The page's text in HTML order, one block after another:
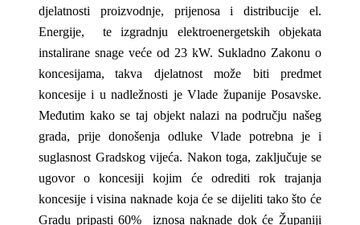
djelatnosti proizvodnje, prijenosa i distribucije el.
Energije, te izgradnju elektroenergetskih objekata
instalirane snage veće od 23 kW. Sukladno Zakonu o
koncesijama,
takva djelatnost može biti predmet
koncesije i u nadležnosti je Vlade županije Posavske.
Međutim kako se taj objekt nalazi na području našeg
grada, prije donošenja odluke Vlade potrebna je i
suglasnost Gradskog vijeća. Nakon toga, zaključuje se
ugovor o koncesiji kojim će odrediti rok trajanja
koncesije i visina naknade koja će se dijeliti tako što će
Gradu pripasti 60% iznosa naknade dok će Županiji